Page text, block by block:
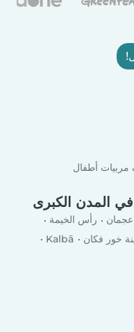
أطفال
المدن الكبرى
عجمان
رأس الخيمة
خور فكان
Kalbā